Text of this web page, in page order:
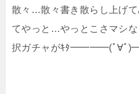
散々…散々書き散らし上げ
てやっと…やっとこさマシ
択ガチャがｷﾀ━━━━(ﾟ∀